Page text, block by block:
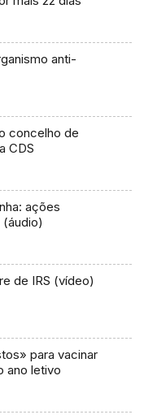
anti-
concelho de
CDS
ações
de IRS (vídeo)
para vacinar
ano letivo